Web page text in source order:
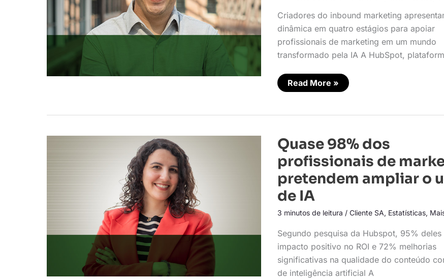
Criadores do inbound marketing
dinâmica em quatro estágios para apoiar
profissionais de marketing em um mundo
transformado pela IA A HubSpot,
Read More »
Quase 98% dos
profissionais de
pretendem ampliar o
de IA
3 minutos de leitura / Cliente SA, Estatísticas,
Segundo pesquisa da Hubspot, 95% deles
impacto positivo no ROI e 72% melhorias
significativas na qualidade do conteúdo
de inteligência artificial A
Quase
98%
dos
profissionais
marketing
pretendem
ampliar
o
uso